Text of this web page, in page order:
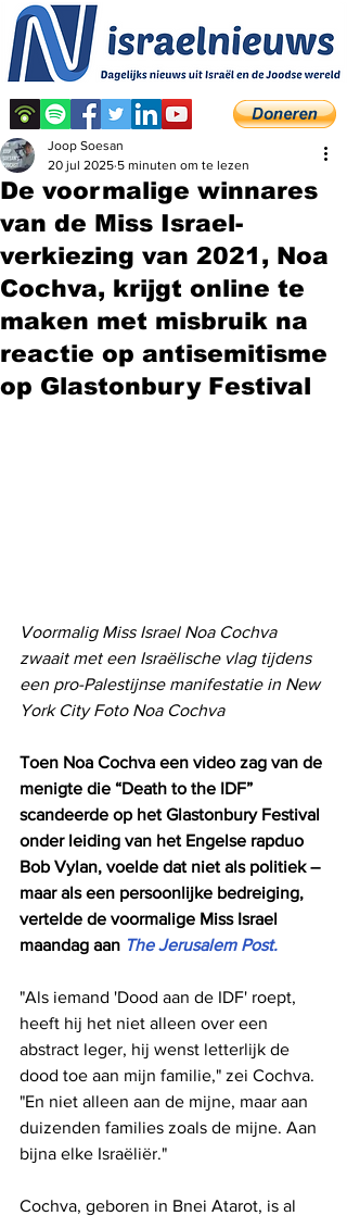
De voormalige winnares
van de Miss Israel-
verkiezing van 2021, Noa
Cochva, krijgt online te
maken met misbruik na
reactie op antisemitisme
op Glastonbury Festival
Joop Soesan
20 jul 2025 5 minuten om te lezen
Voormalig Miss Israel Noa Cochva
zwaait met een Israëlische vlag tijdens
een pro-Palestijnse manifestatie in New
York City Foto Noa Cochva
Toen Noa Cochva een video zag van de
menigte die “Death to the IDF”
scandeerde op het Glastonbury Festival
onder leiding van het Engelse rapduo
Bob Vylan, voelde dat niet als politiek –
maar als een persoonlijke bedreiging,
vertelde de voormalige Miss Israel
maandag aan The Jerusalem Post.
"Als iemand 'Dood aan de IDF' roept,
heeft hij het niet alleen over een
abstract leger, hij wenst letterlijk de
dood toe aan mijn familie," zei Cochva.
"En niet alleen aan de mijne, maar aan
duizenden families zoals de mijne. Aan
bijna elke Israëliër."
Cochva, geboren in Bnei Atarot, is al